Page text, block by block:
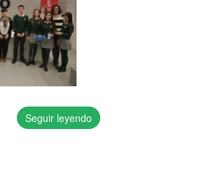
Seguir leyendo